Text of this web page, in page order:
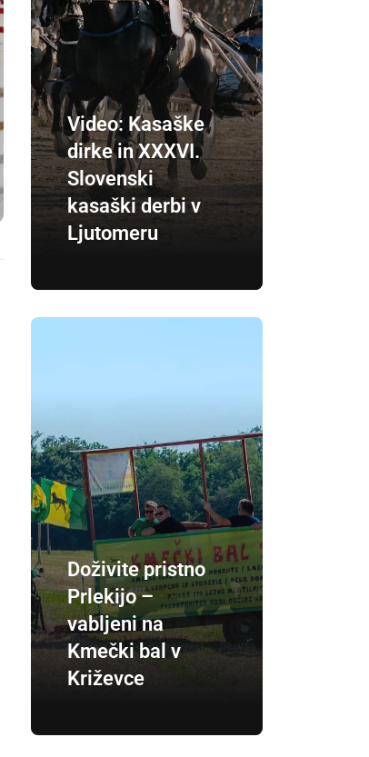
Video: Kasaške
dirke in XXXVI.
Slovenski
kasaški derbi v
Ljutomeru
Doživite pristno
Prlekijo –
vabljeni na
Kmečki bal v
Križevce